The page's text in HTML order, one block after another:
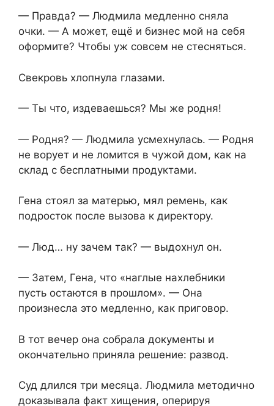
— Правда? — Людмила медленно сняла
очки. — А может, ещё и бизнес мой на себя
оформите? Чтобы уж совсем не стесняться.
Свекровь хлопнула глазами.
— Ты что, издеваешься? Мы же родня!
— Родня? — Людмила усмехнулась. — Родня
не ворует и не ломится в чужой дом, как на
склад с бесплатными продуктами.
Гена стоял за матерью, мял ремень, как
подросток после вызова к директору.
— Люд… ну зачем так? — выдохнул он.
— Затем, Гена, что «наглые нахлебники
пусть остаются в прошлом». — Она
произнесла это медленно, как приговор.
В тот вечер она собрала документы и
окончательно приняла решение: развод.
Суд длился три месяца. Людмила методично
доказывала факт хищения, оперируя